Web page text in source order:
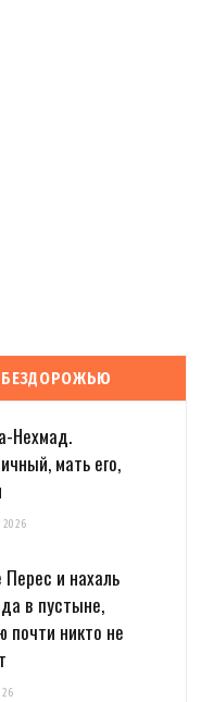
БЕЗДОРОЖЬЮ
Нехмад.
мать его,
и нахаль
в пустыне,
почти никто не